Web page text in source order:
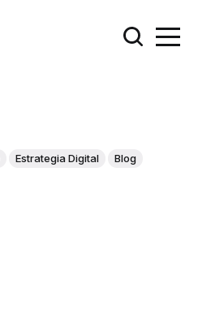
Estrategia Digital Blog